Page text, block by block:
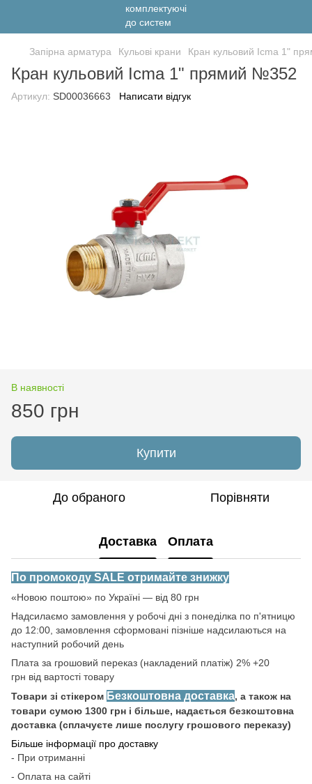
Запірна арматура Кульові крани Кран кульовий Icma 1"
Кран кульовий Icma 1" прямий №352
Артикул: SD00036663 Написати відгук
В наявності
850 грн
Купити
До обраного Порівняти
Доставка Оплата
По промокоду SALE отримайте знижку
«Новою поштою» по Україні — від 80 грн
Надсилаємо замовлення у робочі дні з понеділка по п'ятницю
до 12:00, замовлення сформовані пізніше надсилаються на
наступний робочий день
Плата за грошовий переказ (накладений платіж) 2% +20
грн від вартості товару
Товари зі стікером Безкоштовна доставка, а також на
товари сумою 1300 грн і більше, надається безкоштовна
доставка (сплачуєте лише послугу грошового переказу)
Більше інформації про доставку
- При отриманні
- Оплата на сайті